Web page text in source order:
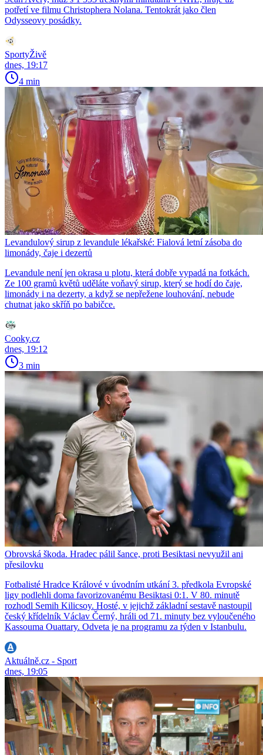
potřetí ve filmu Christophera Nolana. Tentokrát jako člen
Odysseovy posádky.
SportyŽivě
dnes, 19:17
4 min
Levandulový sirup z levandule lékařské: Fialová letní zásoba do
limonády, čaje i dezertů
Levandule není jen okrasa u plotu, která dobře vypadá na fotkách.
Ze 100 gramů květů uděláte voňavý sirup, který se hodí do čaje,
limonády i na dezerty, a když se nepřežene louhování, nebude
chutnat jako skříň po babičce.
Cooky.cz
dnes, 19:12
3 min
Obrovská škoda. Hradec pálil šance, proti Besiktasi nevyužil ani
přesilovku
Fotbalisté Hradce Králové v úvodním utkání 3. předkola Evropské
ligy podlehli doma favorizovanému Besiktasi 0:1. V 80. minutě
rozhodl Semih Kilicsoy. Hosté, v jejichž základní sestavě nastoupil
český křídelník Václav Černý, hráli od 71. minuty bez vyloučeného
Kassouma Ouattary. Odveta je na programu za týden v Istanbulu.
Aktuálně.cz - Sport
dnes, 19:05